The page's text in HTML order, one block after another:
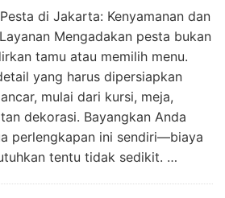
di Jakarta: Kenyamanan dan
Mengadakan pesta bukan
tamu atau memilih menu.
yang harus dipersiapkan
mulai dari kursi, meja,
dekorasi. Bayangkan Anda
perlengkapan ini sendiri—biaya
tentu tidak sedikit. …